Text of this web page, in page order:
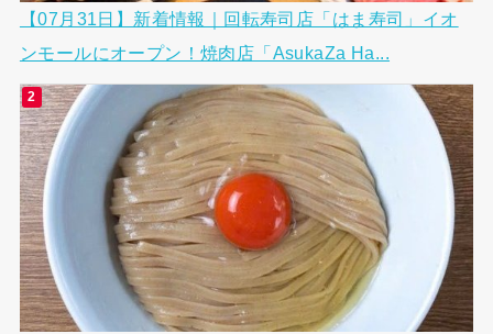
【07月31日】新着情報｜回転寿司店「はま寿司」イオ
ンモールにオープン！焼肉店「AsukaZa Ha...